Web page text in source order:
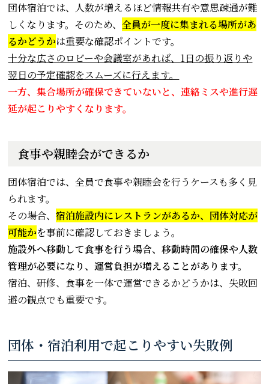
団体宿泊では、人数が増えるほど情報共有や意思疎通が難
しくなります。そのため、全員が一度に集まれる場所があ
るかどうかは重要な確認ポイントです。
十分な広さのロビーや会議室があれば、1日の振り返りや
翌日の予定確認をスムーズに行えます。
一方、集合場所が確保できていないと、連絡ミスや進行遅
延が起こりやすくなります。
食事や親睦会ができるか
団体宿泊では、全員で食事や親睦会を行うケースも多く見
られます。
その場合、宿泊施設内にレストランがあるか、団体対応が
可能かを事前に確認しておきましょう。
施設外へ移動して食事を行う場合、移動時間の確保や人数
管理が必要になり、運営負担が増えることがあります。
宿泊、研修、食事を一体で運営できるかどうかは、失敗回
避の観点でも重要です。
団体・宿泊利用で起こりやすい失敗例